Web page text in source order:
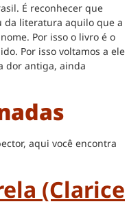
É reconhecer que
da literatura aquilo que a
Por isso o livro é o
Por isso voltamos a ele
dor antiga, ainda
aqui você encontra
(Clarice